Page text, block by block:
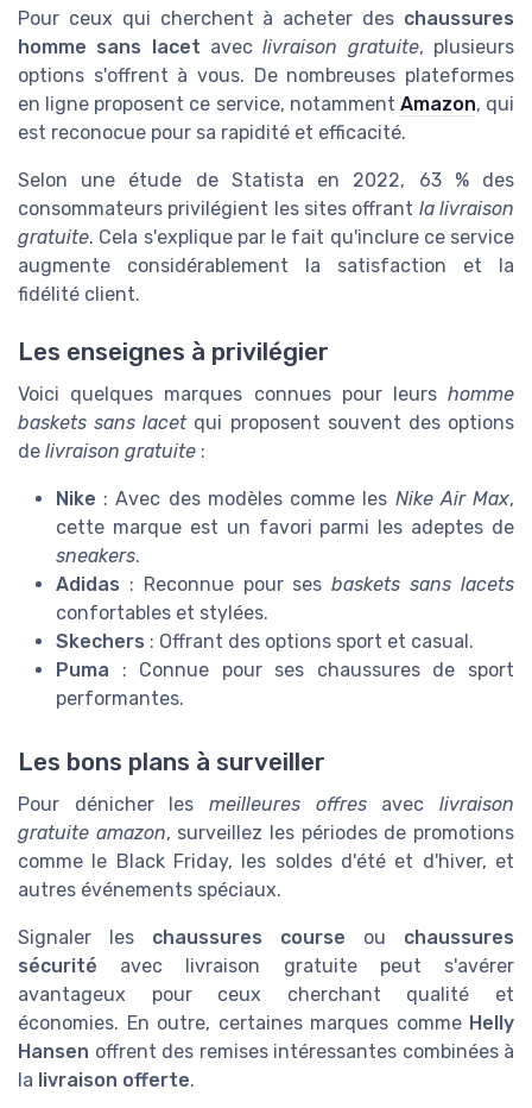
Pour ceux qui cherchent à acheter des chaussures
homme sans lacet aveclivraison gratuite, plusieurs
options s'offrent à vous. De nombreuses plateformes
en ligne proposent ce service, notamment Amazon, qui
est reconocue pour sa rapidité et efficacité.
Selon une étude de Statista en 2022, 63 % des
consommateurs privilégient les sites offrant la livraison
gratuite. Cela s'explique par le fait qu'inclure ce service
augmente considérablement la satisfaction et la
fidélité client.
Les enseignes à privilégier
Voici quelques marques connues pour leurs homme
baskets sans lacetqui proposent souvent des options
de livraison gratuite :
Nike : Avec des modèles comme les Nike Air Max,
cette marque est un favori parmi les adeptes de
sneakers.
Adidas : Reconnue pour sesbaskets sans lacets
confortables et stylées.
Skechers : Offrant des options sport et casual.
Puma : Connue pour ses chaussures de sport
performantes.
Les bons plans à surveiller
Pour dénicher les meilleures offresaveclivraison
gratuite amazon, surveillez les périodes de promotions
comme le Black Friday, les soldes d'été et d'hiver, et
autres événements spéciaux.
Signaler les chaussures course ou chaussures
sécurité avec livraison gratuite peut s'avérer
avantageux pour ceux cherchant qualité et
économies. En outre, certaines marques comme Helly
Hansen offrent des remises intéressantes combinées à
la livraison offerte.